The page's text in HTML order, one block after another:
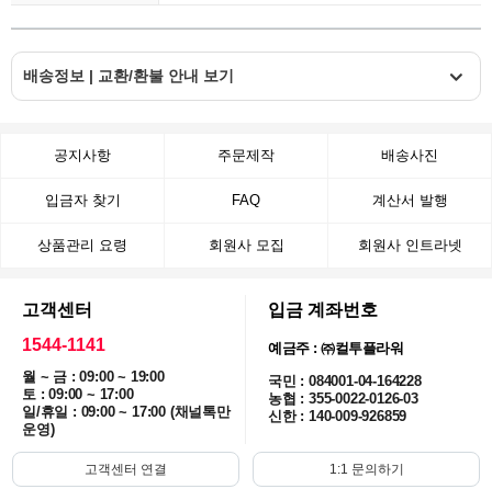
배송정보 | 교환/환불 안내 보기
공지사항 주문제작 배송사진
입금자 찾기 FAQ 계산서 발행
상품관리 요령 회원사 모집 회원사 인트라넷
고객센터
1544-1141
월 ~ 금 : 09:00 ~ 19:00
토 : 09:00 ~ 17:00
일/휴일 : 09:00 ~ 17:00 (채널톡만
운영)
입금 계좌번호
예금주 : ㈜컬투플라워
국민 : 084001-04-164228
농협 : 355-0022-0126-03
신한 : 140-009-926859
고객센터 연결 1:1 문의하기